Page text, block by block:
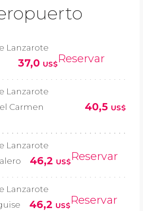
Lanzarote
37,0 US$Reservar
Lanzarote
Carmen
40,5 US$
Lanzarote
46,2 US$Reservar
Lanzarote
46,2 US$Reservar